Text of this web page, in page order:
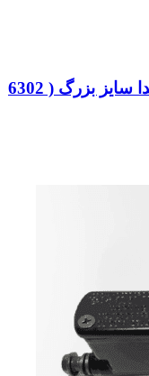
بلبرینگ چرخ عقب موتور سیکلت هندا سایز بزرگ ( 6302